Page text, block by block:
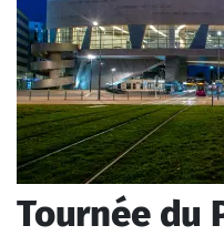
Tournée du